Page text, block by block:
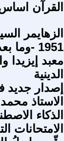
القرآن اساس
الزهايمر
1951 -وما بعد 2011
معبد إيزيدا
الدينية
إصدار جديد
الاستاذ
الذكاء
الامتحانات